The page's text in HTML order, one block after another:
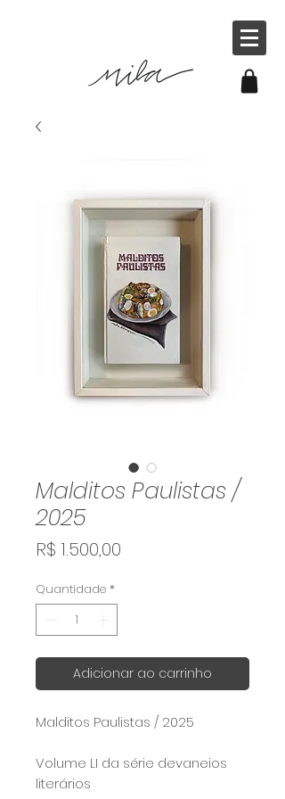
Malditos Paulistas /
2025
R$ 1.500,00
Quantidade *
Adicionar ao carrinho
Malditos Paulistas / 2025
Volume LI da série devaneios
literários